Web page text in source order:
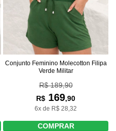
Conjunto Feminino Molecotton Filipa
Verde Militar
R$ 189,90
R$ 169,90
6x de R$ 28,32
COMPRAR